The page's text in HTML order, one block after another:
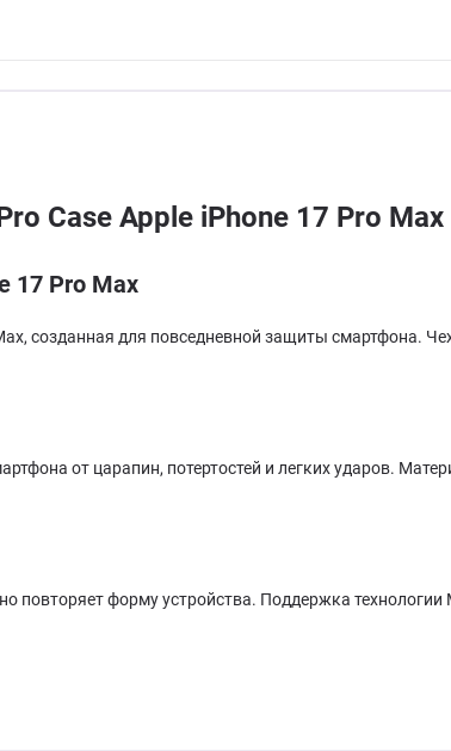
Case Apple iPhone 17 Pro
17 Pro Max
созданная для повседневной защиты смартфона.
от царапин, потертостей и легких ударов.
повторяет форму устройства. Поддержка